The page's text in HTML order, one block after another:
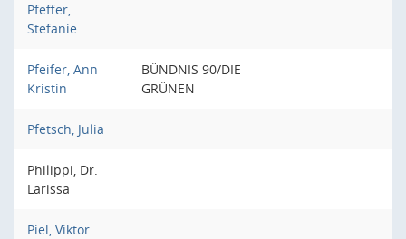
Pfeffer,
Stefanie
Pfeifer, Ann
Kristin
BÜNDNIS 90/DIE
GRÜNEN
Pfetsch, Julia
Philippi, Dr.
Larissa
Piel, Viktor